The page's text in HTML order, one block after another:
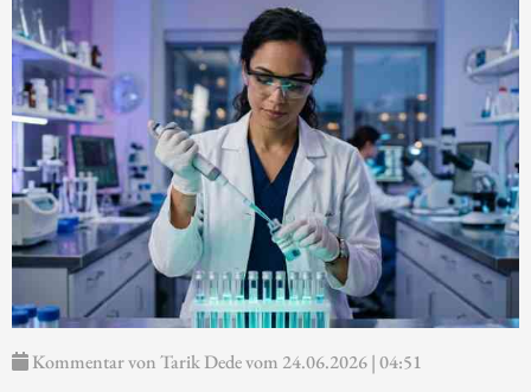
Kommentar von Tarik Dede vom 24.06.2026 | 04:51